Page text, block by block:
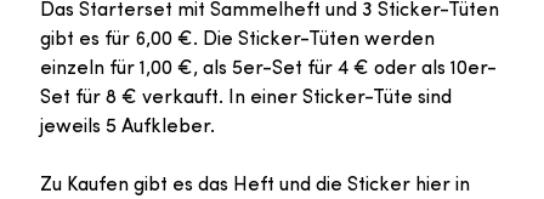
Das Starterset mit Sammelheft und 3 Sticker-Tüten
gibt es für 6,00 €. Die Sticker-Tüten werden
einzeln für 1,00 €, als 5er-Set für 4 € oder als 10er-
Set für 8 € verkauft. In einer Sticker-Tüte sind
jeweils 5 Aufkleber.
Zu Kaufen gibt es das Heft und die Sticker hier in